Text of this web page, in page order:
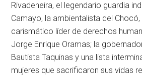
Rivadeneira, el legendario guardia
Camayo, la ambientalista del Chocó,
carismático líder de derechos
Jorge Enrique Oramas; la
Bautista Taquinas y una lista
mujeres que sacrificaron sus vidas